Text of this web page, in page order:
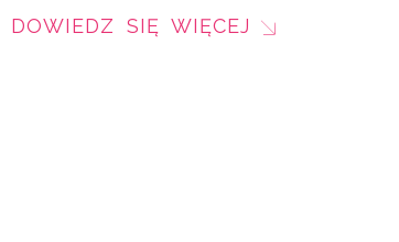
DOWIEDZ SIĘ WIĘCEJ